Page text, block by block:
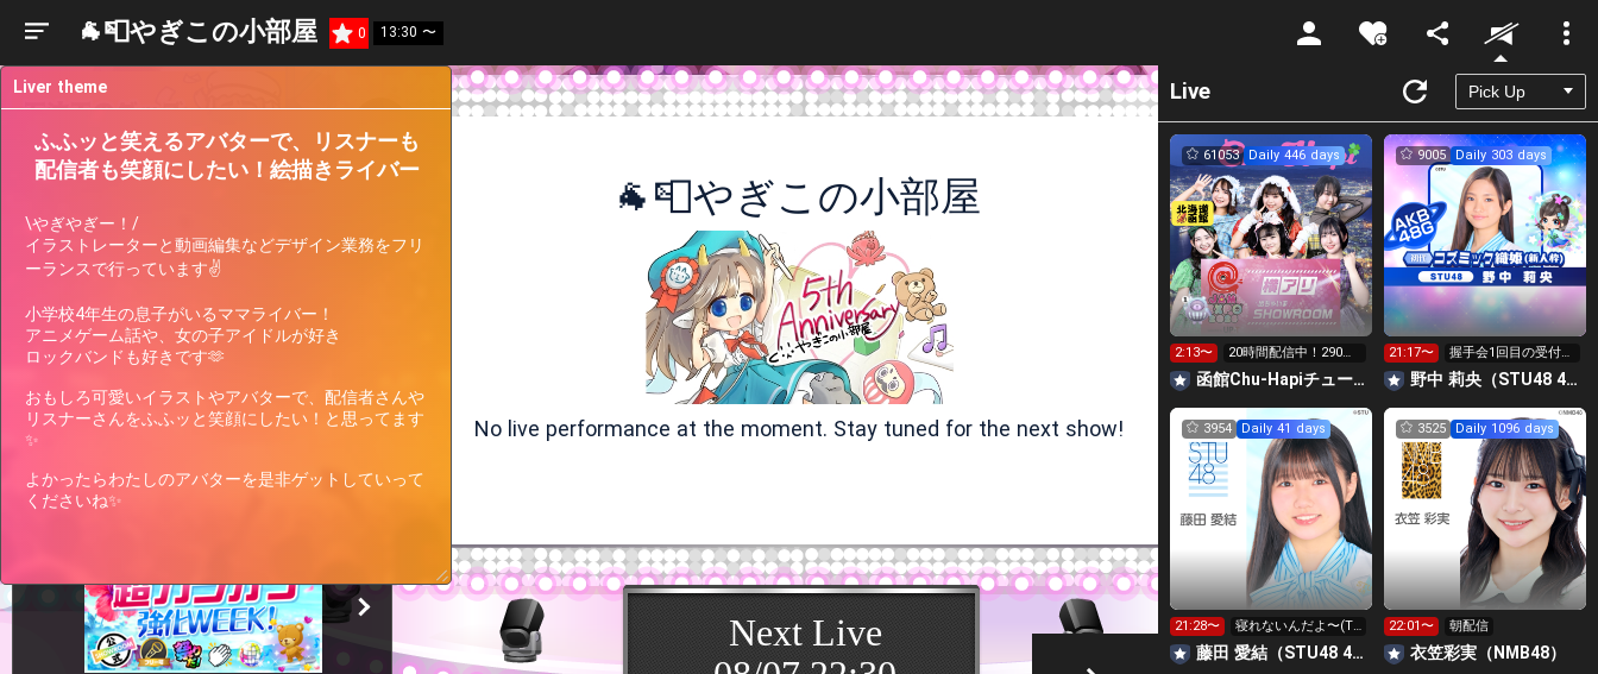
🐐📮やぎこの小部屋 0 13:30 〜
Unmute
🐐📮やぎこの小部屋
No live performance at the moment. Stay tuned for the next show!
Events
Events
Support
Gauge
て、最高の夏へ！超カラオケ強化WEEK！
[Silver1~Silver3]1
Liver theme
ふふッと笑えるアバターで、リスナーも
配信者も笑顔にしたい！絵描きライバー
\やぎやぎー！/
イラストレーターと動画編集などデザイン業務をフリ
ーランスで行っています✌️
小学校4年生の息子がいるママライバー！
アニメゲーム話や、女の子アイドルが好き
ロックバンドも好きです🫶
おもしろ可愛いイラストやアバターで、配信者さんや
リスナーさんをふふッと笑顔にしたい！と思ってます
✨
よかったらわたしのアバターを是非ゲットしていって
くださいね✨
Live
61053 Daily 446 days
2:13〜
20時間配信中！290万
pt横アリへGO‼️
函館Chu-Hapiチューハピ🌈
9005 Daily 303 days
21:17〜
握手会1回目の受付最
終日！！‎🤍➞🩷
野中 莉央（STU48 4期研究生）
3954 Daily 41 days
21:28〜
寝れないんだよ〜(T^
T)
藤田 愛結（STU48 4期研究生）
3525 Daily 1096 days
22:01〜 朝配信
衣笠彩実（NMB48）